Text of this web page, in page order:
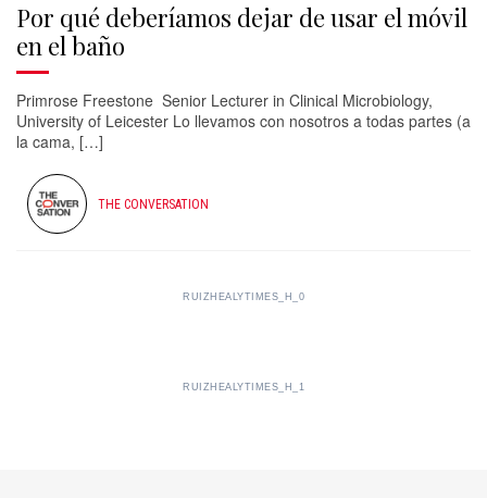
Por qué deberíamos dejar de usar el móvil
en el baño
Primrose Freestone Senior Lecturer in Clinical Microbiology,
University of Leicester Lo llevamos con nosotros a todas partes (a
la cama, […]
THE CONVERSATION
RUIZHEALYTIMES_H_0
RUIZHEALYTIMES_H_1